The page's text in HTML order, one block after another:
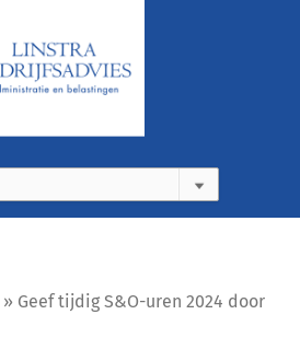
» Geef tijdig S&O-uren 2024 door